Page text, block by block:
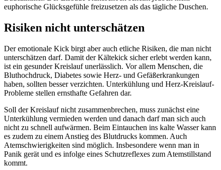
euphorische Glücksgefühle freizusetzen als das tägliche Duschen.
Risiken nicht unterschätzen
Der emotionale Kick birgt aber auch etliche Risiken, die man nicht
unterschätzen darf. Damit der Kältekick sicher erlebt werden kann,
ist ein gesunder Kreislauf unerlässlich. Vor allem Menschen, die
Bluthochdruck, Diabetes sowie Herz- und Gefäßerkrankungen
haben, sollten besser verzichten. Unterkühlung und Herz-Kreislauf-
Probleme stellen ernsthafte Gefahren dar.
Soll der Kreislauf nicht zusammenbrechen, muss zunächst eine
Unterkühlung vermieden werden und danach darf man sich auch
nicht zu schnell aufwärmen. Beim Eintauchen ins kalte Wasser kann
es zudem zu einem Anstieg des Blutdrucks kommen. Auch
Atemschwierigkeiten sind möglich. Insbesondere wenn man in
Panik gerät und es infolge eines Schutzreflexes zum Atemstillstand
kommt.